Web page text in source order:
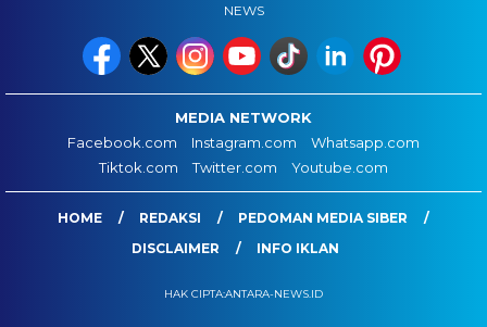
NEWS
MEDIA NETWORK
Facebook.com
Instagram.com
Whatsapp.com
Tiktok.com
Twitter.com Youtube.com
HOME REDAKSI
PEDOMAN MEDIA SIBER
DISCLAIMER
INFO IKLAN
HAK CIPTA:ANTARA-NEWS.ID